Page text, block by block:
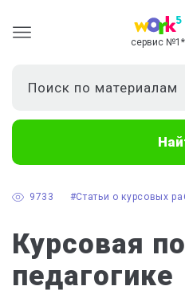
сервис №1 *
#Статьи о курсовых
9733
Курсовая по
педагогике